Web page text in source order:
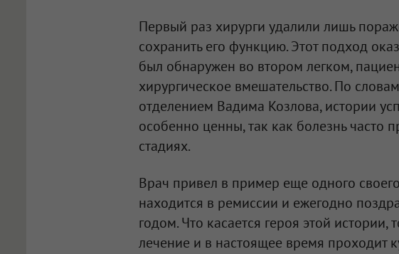
Первый раз хирурги удалили лишь
сохранить его функцию. Этот подход
был обнаружен во втором легком,
хирургическое вмешательство. По
отделением Вадима Козлова, истории
особенно ценны, так как болезнь часто
стадиях.
Врач привел в пример еще одного
находится в ремиссии и ежегодно
годом. Что касается героя этой
лечение и в настоящее время проходит